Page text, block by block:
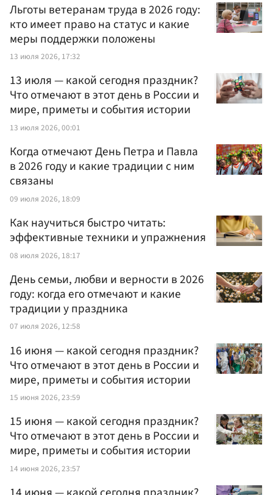
Льготы ветеранам труда в 2026 году:
кто имеет право на статус и какие
меры поддержки положены
13 июля 2026, 17:32
13 июля — какой сегодня праздник?
Что отмечают в этот день в России и
мире, приметы и события истории
13 июля 2026, 00:01
Когда отмечают День Петра и Павла
в 2026 году и какие традиции с ним
связаны
09 июля 2026, 18:09
Как научиться быстро читать:
эффективные техники и упражнения
08 июля 2026, 18:17
День семьи, любви и верности в 2026
году: когда его отмечают и какие
традиции у праздника
07 июля 2026, 12:58
16 июня — какой сегодня праздник?
Что отмечают в этот день в России и
мире, приметы и события истории
15 июня 2026, 23:59
15 июня — какой сегодня праздник?
Что отмечают в этот день в России и
мире, приметы и события истории
14 июня 2026, 23:57